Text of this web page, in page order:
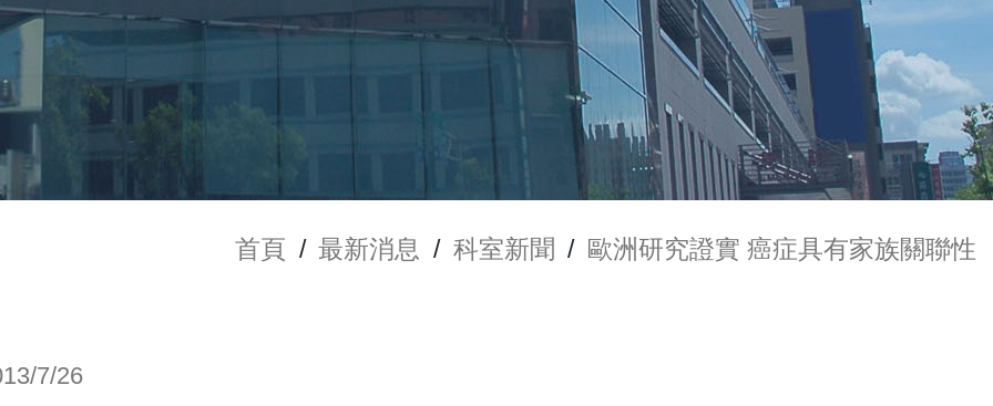
首頁 / 最新消息 / 科室新聞 / 歐洲研究證實 癌症具有家族關聯性
7/26